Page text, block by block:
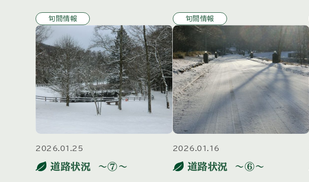
旬間情報
ンソウやヤマツツジが少しづつ開花し
始めていました。
旬間情報
2026.01.25
道路状況 ～⑦～
2026.01.16
道路状況 ～⑥～